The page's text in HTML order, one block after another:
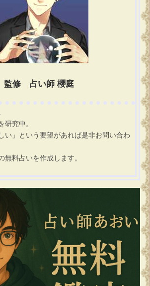
監修 占い師 櫻庭
研究中。
い」という要望があれば是非お問い合わ
無料占いを作成します。